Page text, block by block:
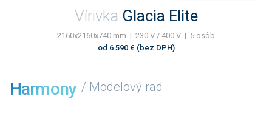
Vírivka Glacia Elite
2160x2160x740 mm | 230 V / 400 V | 5 osôb
od 6 590 € (bez DPH)
Harmony / Modelový rad